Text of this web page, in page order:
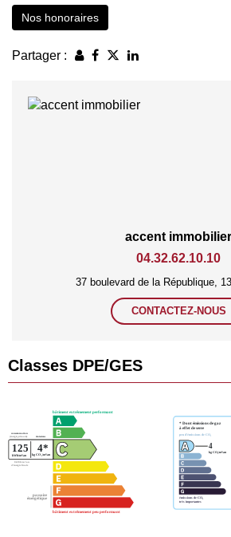
Nos honoraires
Partager :
accent immobilier
04.32.62.10.10
37 boulevard de la République,
CONTACTEZ-NOUS
Classes DPE/GES